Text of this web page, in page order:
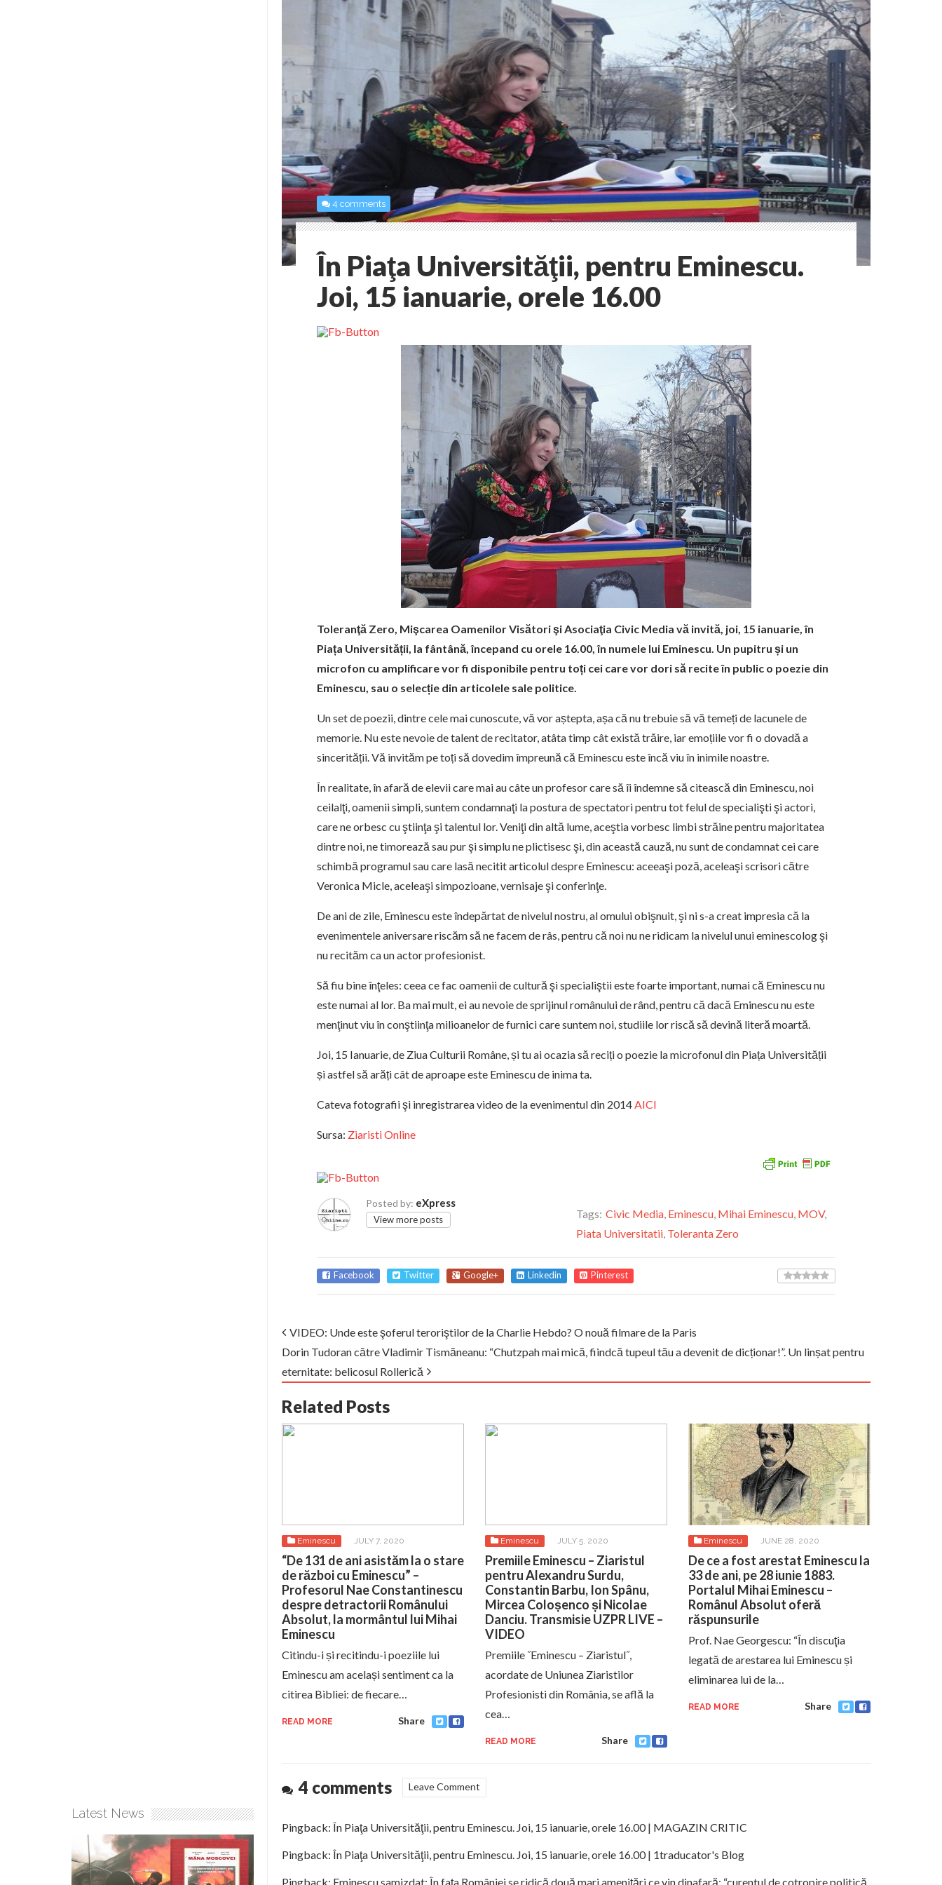
4 comments
În Piaţa Universităţii, pentru Eminescu.
Joi, 15 ianuarie, orele 16.00
Toleranţă Zero, Mişcarea Oamenilor Visători şi Asociaţia Civic Media vă invită, joi, 15 ianuarie, în
Piața Universității, la fântână, începand cu orele 16.00, în numele lui Eminescu. Un pupitru și un
microfon cu amplificare vor fi disponibile pentru toți cei care vor dori să recite în public o poezie din
Eminescu, sau o selecție din articolele sale politice.
Un set de poezii, dintre cele mai cunoscute, vă vor aștepta, așa că nu trebuie să vă temeți de lacunele de
memorie. Nu este nevoie de talent de recitator, atâta timp cât există trăire, iar emoțiile vor fi o dovadă a
sincerității. Vă invităm pe toți să dovedim împreună că Eminescu este încă viu în inimile noastre.
În realitate, în afară de elevii care mai au câte un profesor care să îi îndemne să citească din Eminescu, noi
ceilalţi, oamenii simpli, suntem condamnaţi la postura de spectatori pentru tot felul de specialişti şi actori,
care ne orbesc cu ştiinţa şi talentul lor. Veniţi din altă lume, aceştia vorbesc limbi străine pentru majoritatea
dintre noi, ne timorează sau pur şi simplu ne plictisesc şi, din această cauză, nu sunt de condamnat cei care
schimbă programul sau care lasă necitit articolul despre Eminescu: aceeaşi poză, aceleaşi scrisori către
Veronica Micle, aceleaşi simpozioane, vernisaje şi conferinţe.
De ani de zile, Eminescu este îndepărtat de nivelul nostru, al omului obişnuit, şi ni s-a creat impresia că la
evenimentele aniversare riscăm să ne facem de râs, pentru că noi nu ne ridicam la nivelul unui eminescolog şi
nu recităm ca un actor profesionist.
Să fiu bine înţeles: ceea ce fac oamenii de cultură şi specialiştii este foarte important, numai că Eminescu nu
este numai al lor. Ba mai mult, ei au nevoie de sprijinul românului de rând, pentru că dacă Eminescu nu este
menţinut viu în conştiinţa milioanelor de furnici care suntem noi, studiile lor riscă să devină literă moartă.
Joi, 15 Ianuarie, de Ziua Culturii Române, și tu ai ocazia să reciți o poezie la microfonul din Piața Universității
și astfel să arăți cât de aproape este Eminescu de inima ta.
Cateva fotografii şi inregistrarea video de la evenimentul din 2014AICI
Sursa: Ziaristi Online
Posted by: eXpress
View more posts Tags: Civic Media, Eminescu, Mihai Eminescu, MOV,
Piata Universitatii, Toleranta Zero
Facebook Twitter Google+ Linkedin Pinterest
VIDEO: Unde este şoferul teroriştilor de la Charlie Hebdo? O nouă filmare de la Paris
Dorin Tudoran către Vladimir Tismăneanu: “Chutzpah mai mică, fiindcă tupeul tău a devenit de dicționar!”. Un linșat pentru
eternitate: belicosul Rollerică
Related Posts
Eminescu JULY 7, 2020
“De 131 de ani asistăm la o stare
de război cu Eminescu” –
Profesorul Nae Constantinescu
despre detractorii Românului
Absolut, la mormântul lui Mihai
Eminescu
Citindu-i și recitindu-i poeziile lui
Eminescu am același sentiment ca la
citirea Bibliei: de fiecare…
READ MORE Share
Eminescu JULY 5, 2020
Premiile Eminescu – Ziaristul
pentru Alexandru Surdu,
Constantin Barbu, Ion Spânu,
Mircea Coloșenco și Nicolae
Danciu. Transmisie UZPR LIVE –
VIDEO
Premiile ˝Eminescu – Ziaristul˝,
acordate de Uniunea Ziaristilor
Profesionisti din România, se află la
cea…
READ MORE Share
Eminescu JUNE 28, 2020
De ce a fost arestat Eminescu la
33 de ani, pe 28 iunie 1883.
Portalul Mihai Eminescu –
Românul Absolut oferă
răspunsurile
Prof. Nae Georgescu: “În discuţia
legată de arestarea lui Eminescu și
eliminarea lui de la…
READ MORE Share
4 comments Leave Comment
Pingback: În Piaţa Universităţii, pentru Eminescu. Joi, 15 ianuarie, orele 16.00 | MAGAZIN CRITIC
Pingback: În Piaţa Universităţii, pentru Eminescu. Joi, 15 ianuarie, orele 16.00 | 1traducator's Blog
Pingback: Eminescu samizdat: În faţa României se ridică două mari ameniţări ce vin dinafară: “curentul de cotropire politică
Latest News